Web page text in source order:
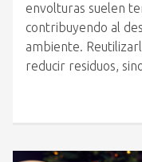
envolturas suelen
contribuyendo al
ambiente.
reducir residuos,